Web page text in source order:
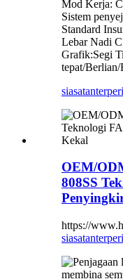
Mod Kerja:
Sistem
Standard
Lebar Nadi
Grafik:Segi
tepat/
siasatan
OEM/
808SS
https://
siasatan